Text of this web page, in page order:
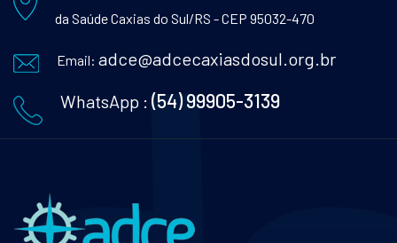
da SaúdeCaxias do Sul/RS - CEP 95032-470
Email: adce@adcecaxiasdosul.org.br
WhatsApp : (54) 99905-3139